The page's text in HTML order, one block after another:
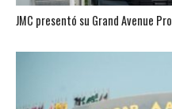
JMC presentó su Grand Avenue Pro